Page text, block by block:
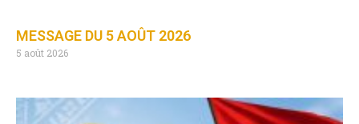
MESSAGE DU 5 AOÛT 2026
5 août 2026